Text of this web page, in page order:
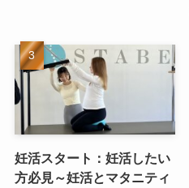
妊活スタート：妊活したい
方必見～妊活とマタニティ